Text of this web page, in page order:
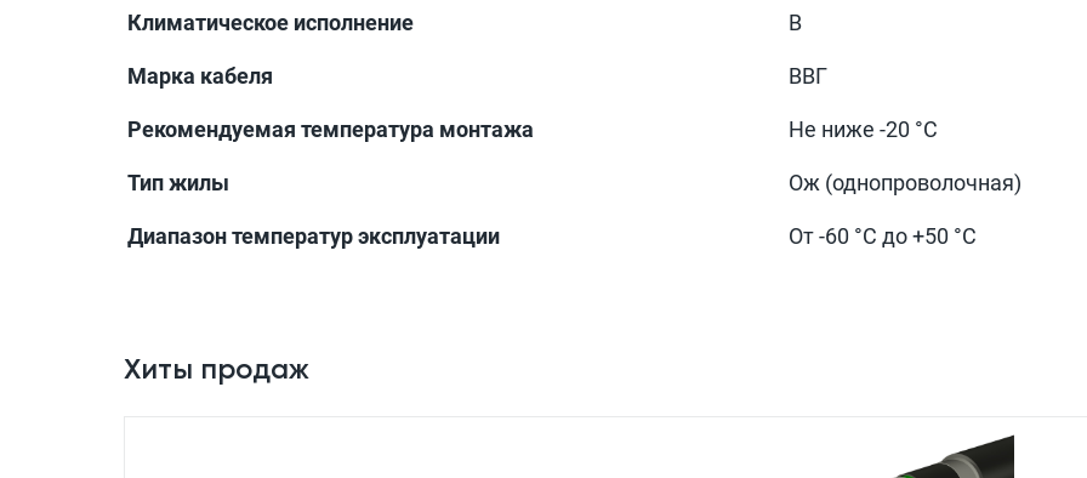
Климатическое исполнение В
Марка кабеля ВВГ
Рекомендуемая температура монтажа Не ниже -20 °С
Тип жилы Ож (однопроволочная)
Диапазон температур эксплуатации От -60 °С до +50 °С
Хиты продаж